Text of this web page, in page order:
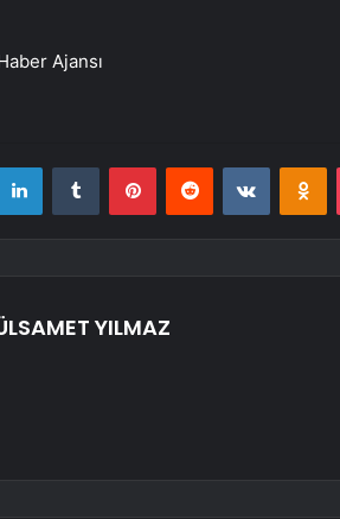
Ajansı
LinkedInTumblr PinterestReddit
YILMAZ